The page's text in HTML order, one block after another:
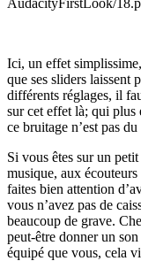
Ici, un effet
que ses sliders laissent
différents réglages, il
sur cet effet là; qui plus
ce bruitage n’est pas
Si vous êtes sur un
musique, aux
faites bien attention
vous n’avez pas de
beaucoup de grave.
peut-être donner un
équipé que vous, cela